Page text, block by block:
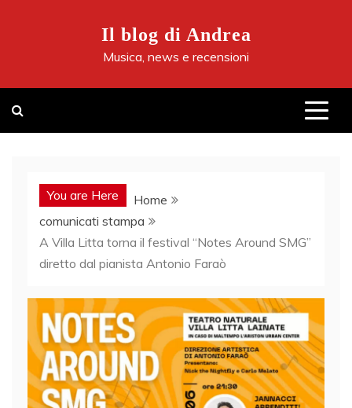
Il blog di Andrea
Musica, news e recensioni
You are Here
Home
comunicati stampa
A Villa Litta torna il festival “Notes Around SMG”
diretto dal pianista Antonio Faraò